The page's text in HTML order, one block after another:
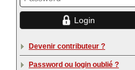
Devenir contributeur ?
Password ou login oublié ?